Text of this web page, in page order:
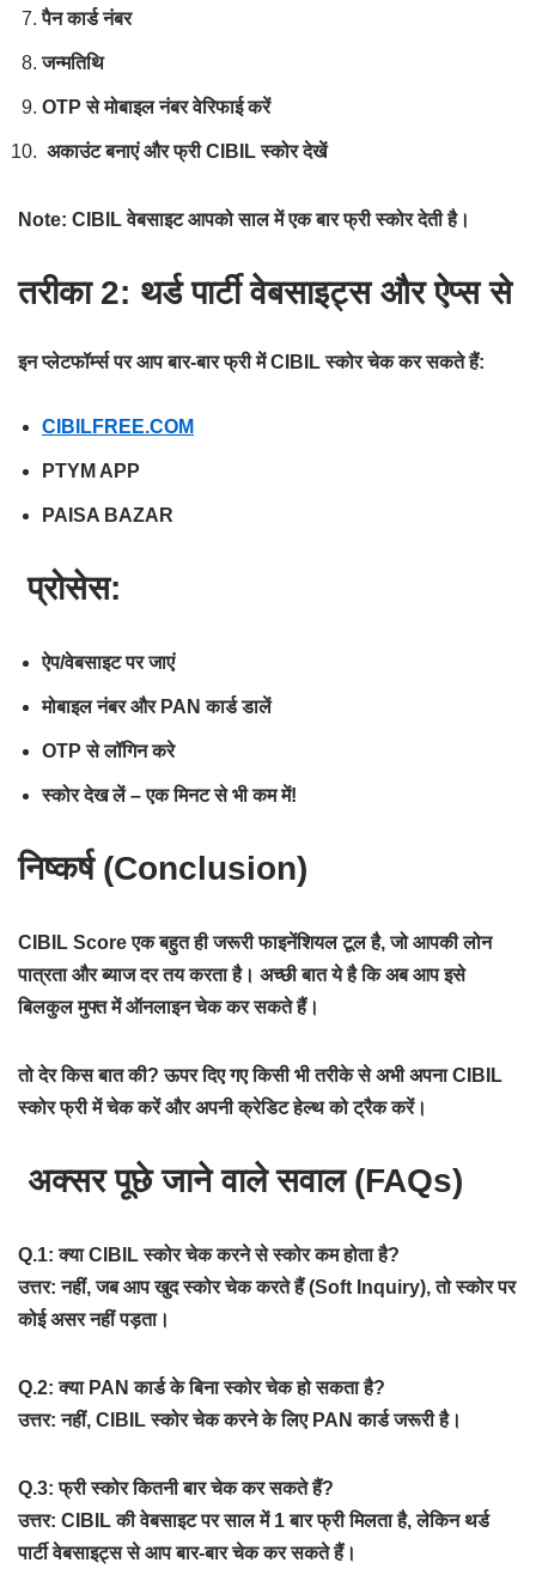
पैन कार्ड नंबर
जन्मतिथि
OTP से मोबाइल नंबर वेरिफाई करें
अकाउंट बनाएं और फ्री CIBIL स्कोर देखें
Note: CIBIL वेबसाइट आपको साल में एक बार फ्री स्कोर देती है।
तरीका 2: थर्ड पार्टी वेबसाइट्स और ऐप्स से
इन प्लेटफॉर्म्स पर आप बार-बार फ्री में CIBIL स्कोर चेक कर सकते हैं:
CIBILFREE.COM
PTYM APP
PAISA BAZAR
प्रोसेस:
ऐप/वेबसाइट पर जाएं
मोबाइल नंबर और PAN कार्ड डालें
OTP से लॉगिन करे
स्कोर देख लें – एक मिनट से भी कम में!
निष्कर्ष (Conclusion)
CIBIL Score एक बहुत ही जरूरी फाइनेंशियल टूल है, जो आपकी लोन
पात्रता और ब्याज दर तय करता है। अच्छी बात ये है कि अब आप इसे
बिलकुल मुफ्त में ऑनलाइन चेक कर सकते हैं।
तो देर किस बात की? ऊपर दिए गए किसी भी तरीके से अभी अपना CIBIL
स्कोर फ्री में चेक करें और अपनी क्रेडिट हेल्थ को ट्रैक करें।
अक्सर पूछे जाने वाले सवाल (FAQs)
Q.1: क्या CIBIL स्कोर चेक करने से स्कोर कम होता है?
उत्तर: नहीं, जब आप खुद स्कोर चेक करते हैं (Soft Inquiry), तो स्कोर पर
कोई असर नहीं पड़ता।
Q.2: क्या PAN कार्ड के बिना स्कोर चेक हो सकता है?
उत्तर: नहीं, CIBIL स्कोर चेक करने के लिए PAN कार्ड जरूरी है।
Q.3: फ्री स्कोर कितनी बार चेक कर सकते हैं?
उत्तर: CIBIL की वेबसाइट पर साल में 1 बार फ्री मिलता है, लेकिन थर्ड
पार्टी वेबसाइट्स से आप बार-बार चेक कर सकते हैं।